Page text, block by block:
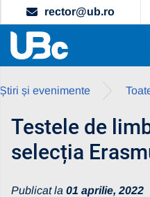
rector@ub.ro
Știri și evenimente
Testele de
selecția
Publicat la 01 aprilie, 2022